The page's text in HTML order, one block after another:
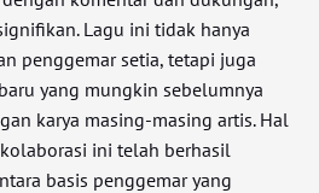
Lagu ini tidak hanya
penggemar setia, tetapi juga
yang mungkin sebelumnya
karya masing-masing artis. Hal
ini telah berhasil
basis penggemar yang